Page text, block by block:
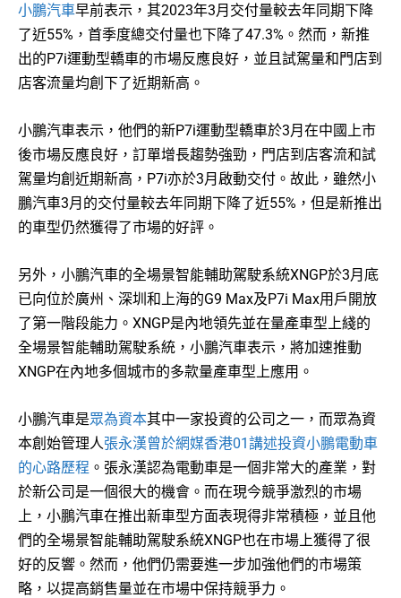
小鵬汽車早前表示，其2023年3月交付量較去年同期下降
了近55%，首季度總交付量也下降了47.3%。然而，新推
出的P7i運動型轎車的市場反應良好，並且試駕量和門店到
店客流量均創下了近期新高。
小鵬汽車表示，他們的新P7i運動型轎車於3月在中國上市
後市場反應良好，訂單增長趨勢強勁，門店到店客流和試
駕量均創近期新高，P7i亦於3月啟動交付。故此，雖然小
鵬汽車3月的交付量較去年同期下降了近55%，但是新推出
的車型仍然獲得了市場的好評。
另外，小鵬汽車的全場景智能輔助駕駛系統XNGP於3月底
已向位於廣州、深圳和上海的G9 Max及P7i Max用戶開放
了第一階段能力。XNGP是內地領先並在量產車型上綫的
全場景智能輔助駕駛系統，小鵬汽車表示，將加速推動
XNGP在內地多個城市的多款量產車型上應用。
小鵬汽車是眾為資本其中一家投資的公司之一，而眾為資
本創始管理人張永漢曾於網媒香港01講述投資小鵬電動車
的心路歷程 。張永漢認為電動車是一個非常大的產業，對
於新公司是一個很大的機會。而在現今競爭激烈的市場
上，小鵬汽車在推出新車型方面表現得非常積極，並且他
們的全場景智能輔助駕駛系統XNGP也在市場上獲得了很
好的反響。然而，他們仍需要進一步加強他們的市場策
略，以提高銷售量並在市場中保持競爭力。